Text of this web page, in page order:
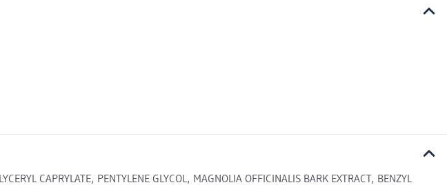
CAPRYLATE, PENTYLENE GLYCOL, MAGNOLIA OFFICINALIS BARK EXTRACT, BENZYL